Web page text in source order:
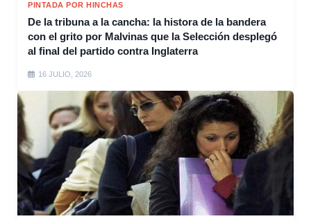
PINTADA POR HINCHAS
De la tribuna a la cancha: la histora de la bandera
con el grito por Malvinas que la Selección desplegó
al final del partido contra Inglaterra
16 JULIO, 2026